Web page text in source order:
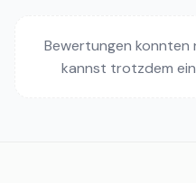
Bewertungen konnten
kannst trotzdem